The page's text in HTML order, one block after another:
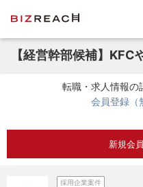
転職・求人情報の
会員登録（
新規会
採用企業案件